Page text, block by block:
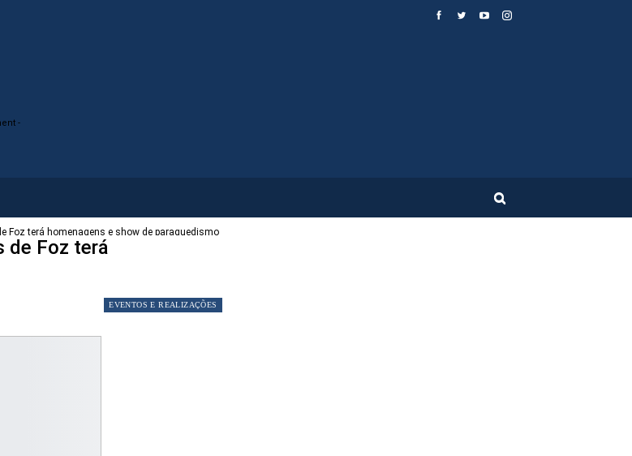
-
Foz terá homenagens e show de paraquedismo
de Foz terá
EVENTOS E REALIZAÇÕES